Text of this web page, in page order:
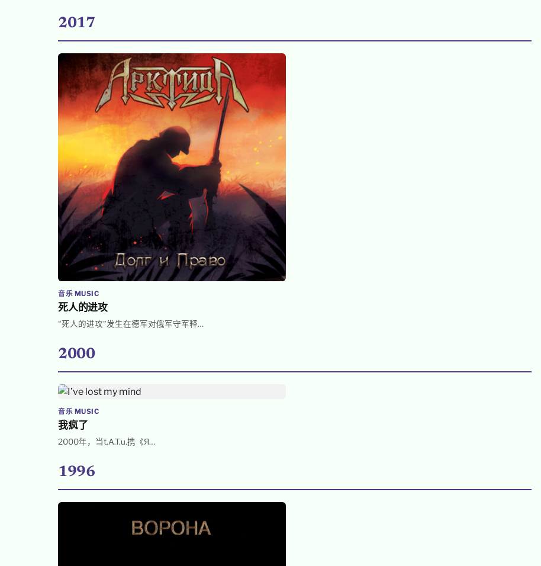
2017
音乐 MUSIC
死人的进攻
"死人的进攻"发生在德军对俄军守军释…
2000
音乐 MUSIC
我疯了
2000年，当t.A.T.u.携《Я…
1996